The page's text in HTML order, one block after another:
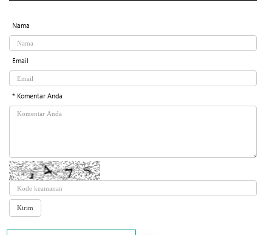
Nama
Email
* Komentar Anda